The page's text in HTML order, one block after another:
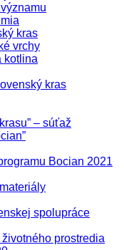
kras
vrchy
kotlina
kras
– súťaž
Bocian 2021
spolupráce
prostredia